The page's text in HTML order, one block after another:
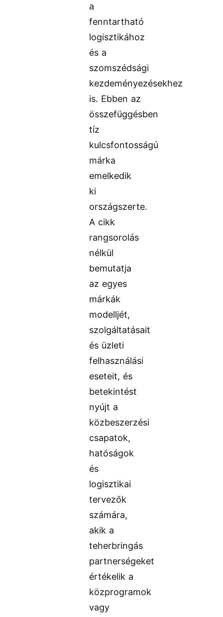
a
fenntartható
logisztikához
és a
szomszédsági
kezdeményezésekhez
is. Ebben az
összefüggésben
tíz
kulcsfontosságú
márka
emelkedik
ki
országszerte.
A cikk
rangsorolás
nélkül
bemutatja
az egyes
márkák
modelljét,
szolgáltatásait
és üzleti
felhasználási
eseteit, és
betekintést
nyújt a
közbeszerzési
csapatok,
hatóságok
és
logisztikai
tervezők
számára,
akik a
teherbringás
partnerségeket
értékelik a
közprogramok
vagy